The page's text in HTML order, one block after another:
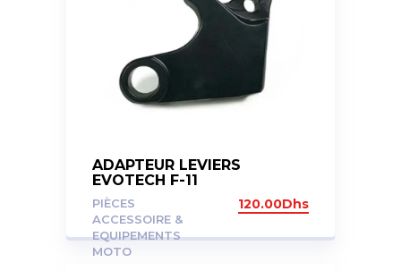
ADAPTEUR LEVIERS
EVOTECH F-11
PIÈCES
ACCESSOIRE &
EQUIPEMENTS
MOTO
120.00Dhs